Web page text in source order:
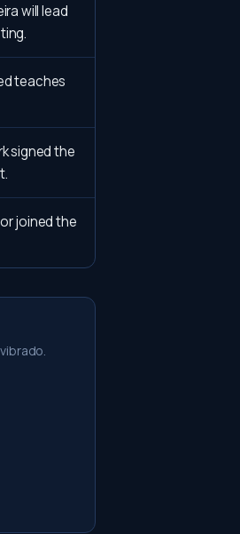
will lead
teaches
signed the
joined the